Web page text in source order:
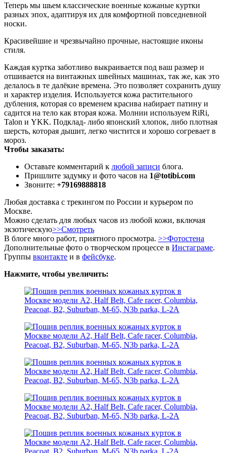
Теперь мы шьем классические военные кожаные куртки
разных эпох, адаптируя их для комфортной повседневной
носки.
Красивейшие и чрезвычайно прочные, настоящие иконы
стиля.
Каждая куртка заботливо выкраивается под ваш размер и
отшивается на винтажных швейных машинах, так же, как это
делалось в те далёкие времена. Это позволяет сохранить душу
и характер изделия. Используется кожа растительного
дубления, которая со временем красива набирает патину и
садится на тело как вторая кожа. Молнии используем RiRi,
Talon и YKK. Подклад- либо японский хлопок, либо плотная
шерсть, которая дышит, легко чистится и хорошо согревает в
мороз.
Чтобы заказать:
Оставьте комментарий к любой записи блога.
Пришлите задумку и фото часов на 1@totibi.com
Звоните: +79169888818
Любая доставка с трекингом по России и курьером по
Москве.
Можно сделать для любых часов из любой кожи, включая
экзотическую>>Смотреть
В блоге много работ, приятного просмотра. >>Фотостена
Дополнительные фото о творческом процессе в Инстаграме.
Группы вконтакте и в фейсбуке.
Нажмите, чтобы увеличить: